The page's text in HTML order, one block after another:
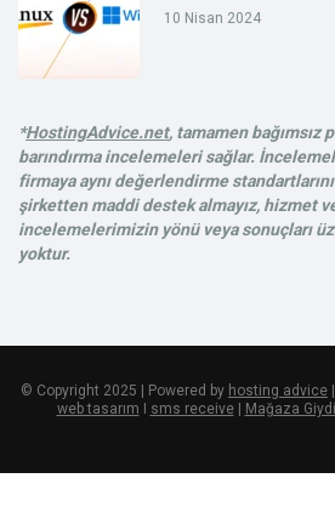
10 Nisan 2024
*HostingAdvice.net, tamamen bağımsız
barındırma incelemeleri sağlar.
firmaya aynı değerlendirme
şirketten maddi destek almayız, hizmet
incelemelerimizin yönü veya sonuçları
yoktur.
© Copyright 2025 | Powered by hosting advice
web tasarım
sms receive| Mağaza